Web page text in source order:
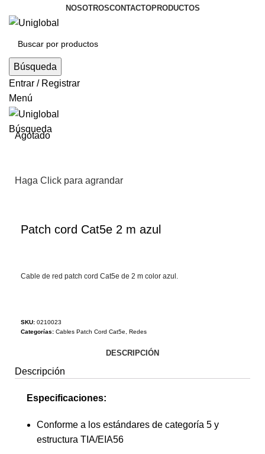
NOSOTROSCONTACTOPRODUCTOS
Búsqueda
Entrar / Registrar
Menú
Búsqueda
Agotado
Haga Click para agrandar
Patch cord Cat5e 2 m azul
Cable de red patch cord Cat5e de 2 m color azul.
SKU: 0210023
Categorías: Cables Patch Cord Cat5e Redes
DESCRIPCIÓN
Descripción
Especificaciones:
Conforme a los estándares de categoría 5 y
estructura TIA/EIA56